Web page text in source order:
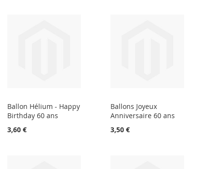
Ballon Hélium - Happy
Birthday 60 ans
3,60 €
Ballons Joyeux
Anniversaire 60 ans
3,50 €